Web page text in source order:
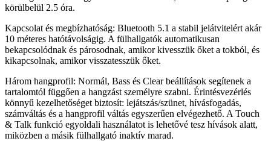
körülbelül 2.5 óra.
Kapcsolat és megbízhatóság: Bluetooth 5.1 a stabil jelátvitelért akár
10 méteres hatótávolságig. A fülhallgatók automatikusan
bekapcsolódnak és párosodnak, amikor kivesszük őket a tokból, és
kikapcsolnak, amikor visszatesszük őket.
Három hangprofil: Normál, Bass és Clear beállítások segítenek a
tartalomtól függően a hangzást személyre szabni. Érintésvezérlés
könnyű kezelhetőséget biztosít: lejátszás/szünet, hívásfogadás,
számváltás és a hangprofil váltás egyszerűen elvégezhető. A Touch
& Talk funkció egyoldali használatot is lehetővé tesz hívások alatt,
miközben a másik fülhallgató inaktív marad.